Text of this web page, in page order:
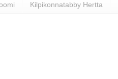
Kilpikonnatabby Hertta